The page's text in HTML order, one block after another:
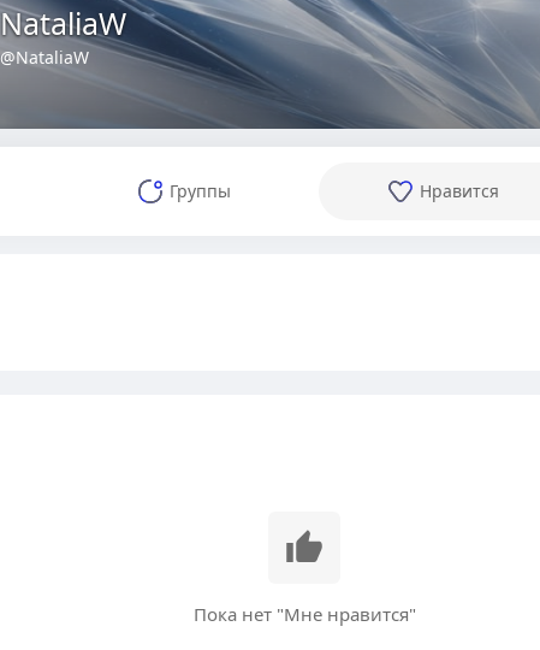
NataliaW
@NataliaW
Группы Нравится
Пока нет "Мне нравится"